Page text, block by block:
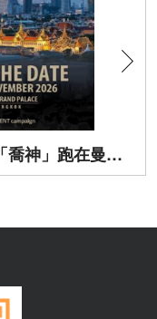
曼谷馬拉松開放報名！11/29跟「喬神」跑在曼谷街頭